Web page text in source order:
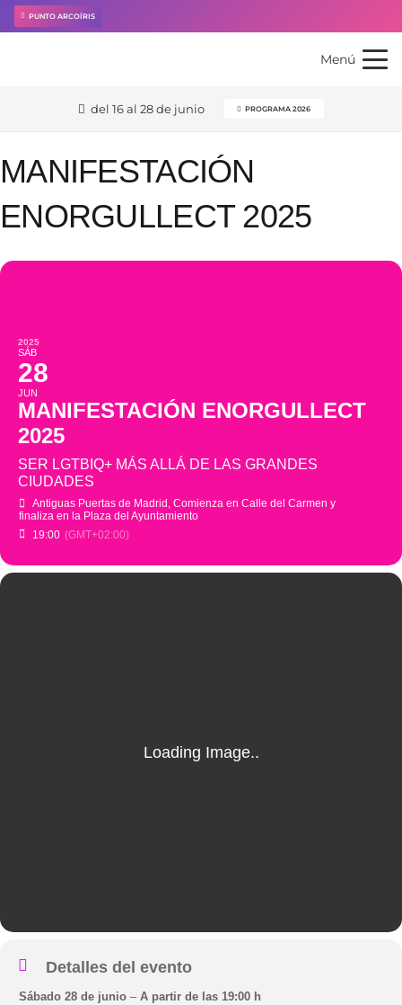
PUNTO ARCOÍRIS
Menú
del 16 al 28 de junio PROGRAMA 2026
MANIFESTACIÓN
ENORGULLECT 2025
2025
SÁB
28
JUN
MANIFESTACIÓN ENORGULLECT
2025
SER LGTBIQ+ MÁS ALLÁ DE LAS GRANDES
CIUDADES
Antiguas Puertas de Madrid , Comienza en Calle del Carmen y
finaliza en la Plaza del Ayuntamiento
19:00 (GMT+02:00)
Detalles del evento
Sábado 28 de junio – A partir de las 19:00 h